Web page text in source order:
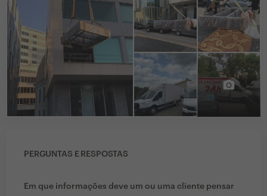
PERGUNTAS E RESPOSTAS
Em que informações deve um ou uma cliente pensar